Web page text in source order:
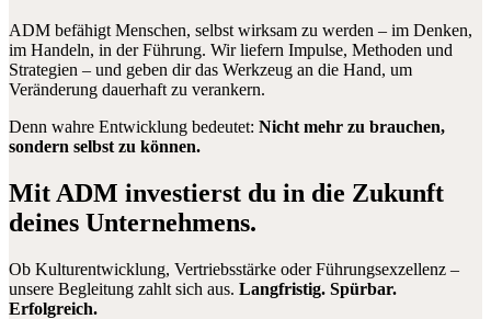
ADM befähigt Menschen, selbst wirksam zu werden – im Denken,
im Handeln, in der Führung. Wir liefern Impulse, Methoden und
Strategien – und geben dir das Werkzeug an die Hand, um
Veränderung dauerhaft zu verankern.
Denn wahre Entwicklung bedeutet: Nicht mehr zu brauchen,
sondern selbst zu können.
Mit ADM investierst du in die Zukunft
deines Unternehmens.
Ob Kulturentwicklung, Vertriebsstärke oder Führungsexzellenz –
unsere Begleitung zahlt sich aus. Langfristig. Spürbar.
Erfolgreich.